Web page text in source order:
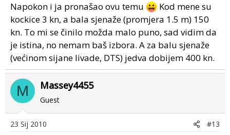
Napokon i ja pronašao ovu temu
Kod mene su
kockice 3 kn, a bala sjenaže (promjera 1.5 m) 150
kn. To mi se činilo možda malo puno, sad vidim da
je istina, no nemam baš izbora. A za balu sjenaže
(većinom sijane livade, DTS) jedva dobijem 400 kn.
M Massey4455
Guest
23 Sij 2010 #13